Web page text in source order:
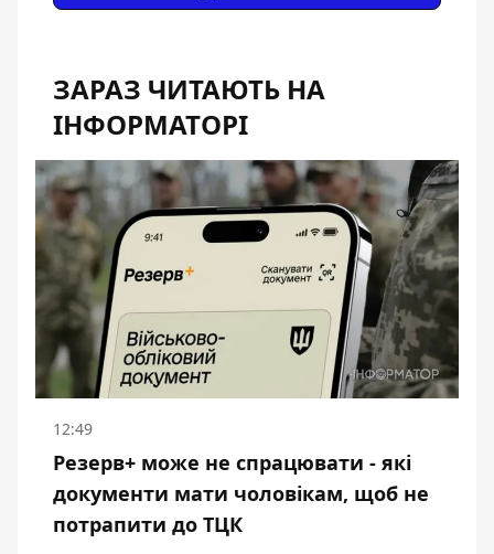
ЗАРАЗ ЧИТАЮТЬ НА
ІНФОРМАТОРІ
12:49
Резерв+ може не спрацювати - які
документи мати чоловікам, щоб не
потрапити до ТЦК